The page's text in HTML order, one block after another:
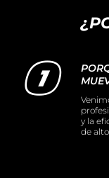
y la
de